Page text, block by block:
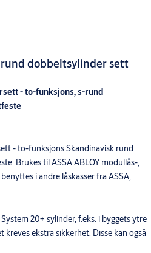
rund dobbeltsylinder sett
- to-funksjons, s-rund
- to-funksjons Skandinavisk rund
Brukes til ASSA ABLOY modullås-,
i andre låskasser fra ASSA,
20+ sylinder, f.eks. i byggets ytre
kreves ekstra sikkerhet. Disse kan også